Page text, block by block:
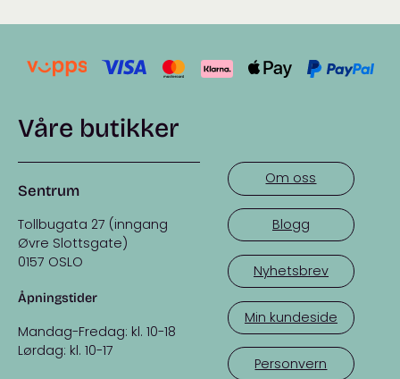
Våre butikker
Sentrum
Tollbugata 27 (inngang
Øvre Slottsgate)
0157 OSLO
Åpningstider
Mandag-Fredag: kl. 10-18
Lørdag: kl. 10-17
Om oss
Blogg
Nyhetsbrev
Min kundeside
Personvern